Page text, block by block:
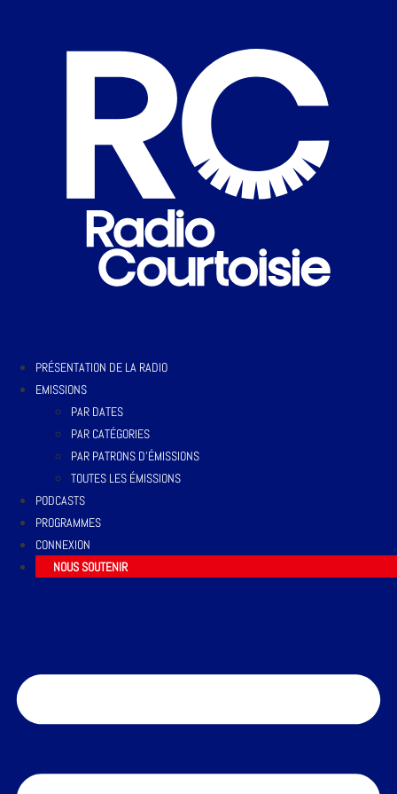
PRÉSENTATION DE LA RADIO
EMISSIONS
PAR DATES
PAR CATÉGORIES
PAR PATRONS D’ÉMISSIONS
TOUTES LES ÉMISSIONS
PODCASTS
PROGRAMMES
CONNEXION
NOUS SOUTENIR